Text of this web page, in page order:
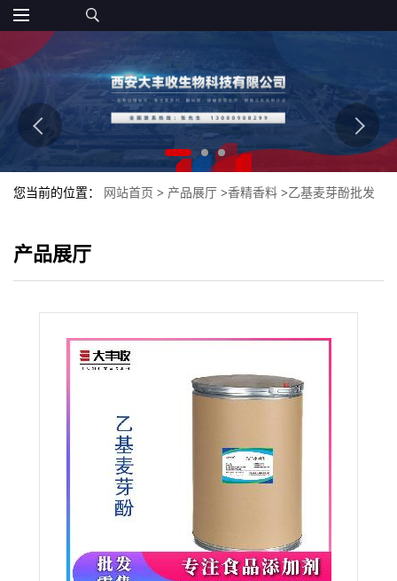
您当前的位置： 网站首页 > 产品展厅 >香精香料 >乙基麦芽酚批发
产品展厅